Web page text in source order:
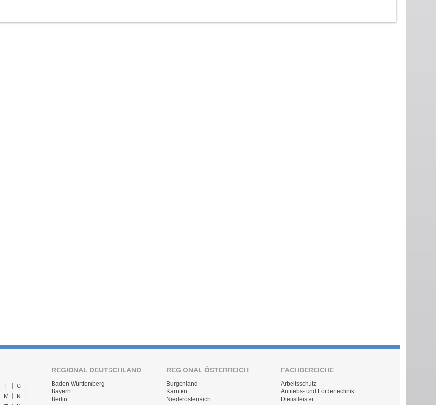
F
G
M
N
REGIONAL DEUTSCHLAND
Baden Württemberg
Bayern
Berlin
REGIONAL ÖSTERREICH
Burgenland
Kärnten
Niederösterreich
FACHBEREICHE
Arbeitsschutz
Antriebs- und Fördertechnik
Dienstleister